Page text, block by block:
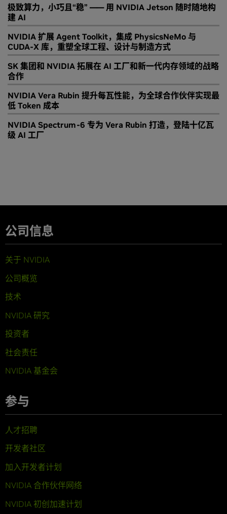
极致算力，小巧且“稳” —— 用 NVIDIA Jetson 随时随地构
建 AI
NVIDIA 扩展 Agent Toolkit，集成 PhysicsNeMo 与
CUDA-X 库，重塑全球工程、设计与制造方式
SK 集团和 NVIDIA 拓展在 AI 工厂和新一代内存领域的战略
合作
NVIDIA Vera Rubin 提升每瓦性能，为全球合作伙伴实现最
低 Token 成本
NVIDIA Spectrum-6 专为 Vera Rubin 打造，登陆十亿瓦
级 AI 工厂
公司信息
关于 NVIDIA
公司概览
技术
NVIDIA 研究
投资者
社会责任
NVIDIA 基金会
参与
人才招聘
开发者社区
加入开发者计划
NVIDIA 合作伙伴网络
NVIDIA 初创加速计划